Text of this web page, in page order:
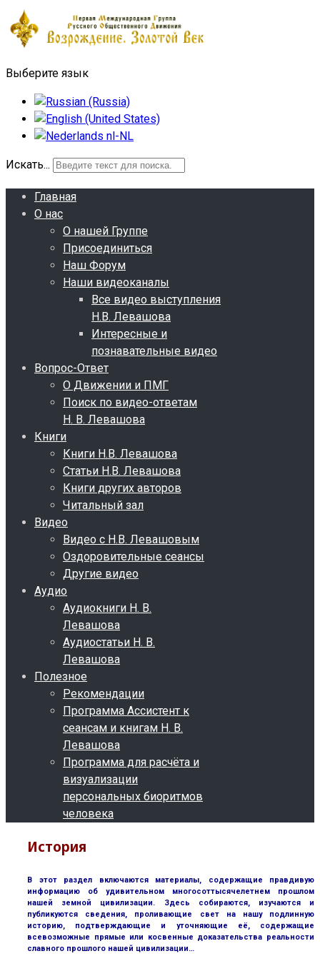
Выберите язык
Искать...
Главная
О нас
О нашей Группе
Присоединиться
Наш Форум
Наши видеоканалы
Все видео выступления
Н.В. Левашова
Интересные и
познавательные видео
Вопрос-Ответ
О Движении и ПМГ
Поиск по видео-ответам
Н. В. Левашова
Книги
Книги Н.В. Левашова
Статьи Н.В. Левашова
Книги других авторов
Читальный зал
Видео
Видео с Н.В. Левашовым
Оздоровительные сеансы
Другие видео
Аудио
Аудиокниги Н. В.
Левашова
Аудиостатьи Н. В.
Левашова
Полезное
Рекомендации
Программа Ассистент к
сеансам и книгам Н. В.
Левашова
Программа для расчёта и
визуализации
персональных биоритмов
человека
История
В этот раздел включаются материалы, содержащие правдивую
информацию об удивительном многосоттысячелетнем прошлом
нашей земной цивилизации. Здесь собираются, изучаются и
публикуются сведения, проливающие свет на нашу подлинную
историю, подтверждающие и уточняющие её, содержащие
всевозможные прямые или косвенные доказательства реальности
славного прошлого нашей цивилизации…